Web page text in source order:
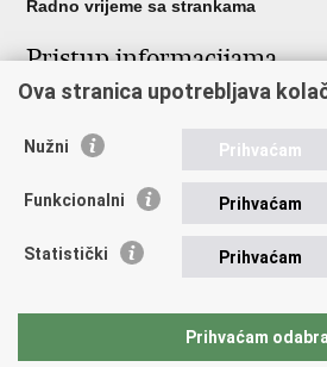
Radno vrijeme sa strankama
Pristup informacijama
Pristup informacijama
Nepravilnosti
Javna nabava u MVEP-u
Nadzor rada i unutarnja revizija službe
Ova stranica upotrebljava
Nužni Prihvaćam
Funkcionalni Prihvaćam
Statistički Prihvaćam
Prihvaćam